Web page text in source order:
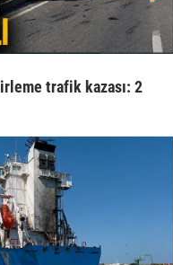
trafik kazası: 2